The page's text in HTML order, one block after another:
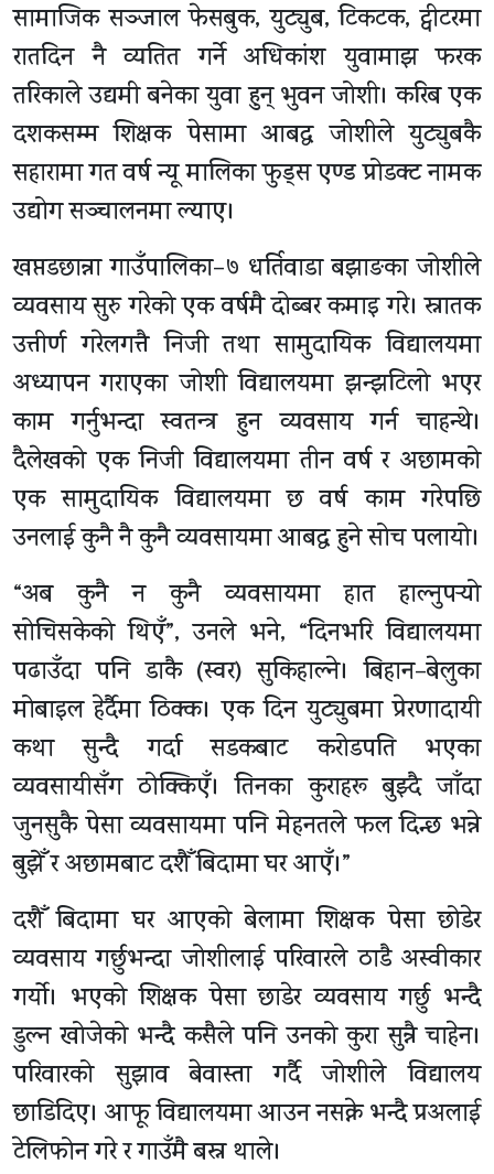
सामाजिक सञ्जाल फेसबुक, युट्युब, टिकटक, ट्वीटरमा
रातदिन नै व्यतित गर्ने अधिकांश युवामाझ फरक
तरिकाले उद्यमी बनेका युवा हुन् भुवन जोशी। करिब एक
दशकसम्म शिक्षक पेसामा आबद्ध जोशीले युट्युबकै
सहारामा गत वर्ष न्यू मालिका फुड्स एण्ड प्रोडक्ट नामक
उद्योग सञ्चालनमा ल्याए।
खप्तडछान्ना गाउँपालिका–७ धर्तिवाडा बझाङका जोशीले
व्यवसाय सुरु गरेको एक वर्षमै दोब्बर कमाइ गरे। स्नातक
उत्तीर्ण गरेलगत्तै निजी तथा सामुदायिक विद्यालयमा
अध्यापन गराएका जोशी विद्यालयमा झन्झटिलो भएर
काम गर्नुभन्दा स्वतन्त्र हुन व्यवसाय गर्न चाहन्थे।
दैलेखको एक निजी विद्यालयमा तीन वर्ष र अछामको
एक सामुदायिक विद्यालयमा छ वर्ष काम गरेपछि
उनलाई कुनै नै कुनै व्यवसायमा आबद्ध हुने सोच पलायो।
“अब कुनै न कुनै व्यवसायमा हात हाल्नुपर्‍यो
सोचिसकेको थिएँ”, उनले भने, “दिनभरि विद्यालयमा
पढाउँदा पनि डाकै (स्वर) सुकिहाल्ने। बिहान–बेलुका
मोबाइल हेर्दैमा ठिक्क। एक दिन युट्युबमा प्रेरणादायी
कथा सुन्दै गर्दा सडकबाट करोडपति भएका
व्यवसायीसँग ठोक्किएँ। तिनका कुराहरू बुझ्दै जाँदा
जुनसुकै पेसा व्यवसायमा पनि मेहनतले फल दिन्छ भन्ने
बुझेँ र अछामबाट दशैँ बिदामा घर आएँ।”
दशैँ बिदामा घर आएको बेलामा शिक्षक पेसा छोडेर
व्यवसाय गर्छुभन्दा जोशीलाई परिवारले ठाडै अस्वीकार
गर्यो। भएको शिक्षक पेसा छाडेर व्यवसाय गर्छु भन्दै
डुल्न खोजेको भन्दै कसैले पनि उनको कुरा सुन्नै चाहेन।
परिवारको सुझाव बेवास्ता गर्दै जोशीले विद्यालय
छाडिदिए। आफू विद्यालयमा आउन नसक्ने भन्दै प्रअलाई
टेलिफोन गरे र गाउँमै बस्न थाले।